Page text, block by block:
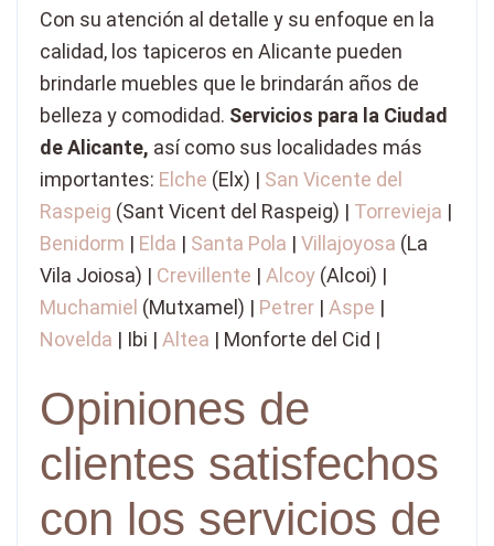
Con su atención al detalle y su enfoque en la
calidad, los tapiceros en Alicante pueden
brindarle muebles que le brindarán años de
belleza y comodidad. Servicios para la Ciudad
de Alicante, así como sus localidades más
importantes: Elche (Elx) | San Vicente del
Raspeig (Sant Vicent del Raspeig) | Torrevieja |
Benidorm | Elda | Santa Pola | Villajoyosa (La
Vila Joiosa) | Crevillente | Alcoy (Alcoi) |
Muchamiel (Mutxamel) | Petrer | Aspe |
Novelda | Ibi | Altea | Monforte del Cid |
Opiniones de
clientes satisfechos
con los servicios de